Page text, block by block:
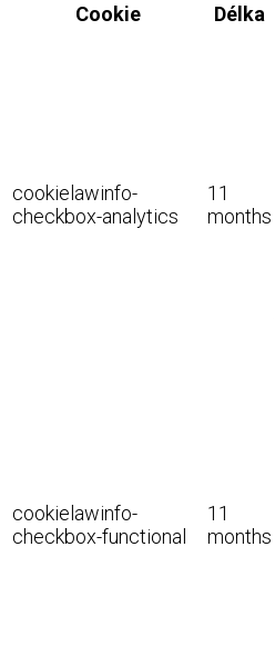
Cookie
Délka
cookielawinfo-
checkbox-analytics
11
months
cookielawinfo-
checkbox-functional
11
months